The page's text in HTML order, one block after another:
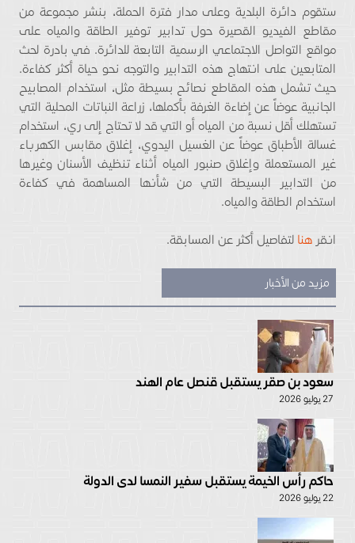
ستقوم دائرة البلدية وعلى مدار فترة الحملة، بنشر مجموعة من
مقاطع الفيديو القصيرة حول تدابير توفير الطاقة والمياه على
مواقع التواصل الاجتماعي الرسمية التابعة للدائرة. في بادرة لحث
المتابعين على انتهاج هذه التدابير والتوجه نحو حياة أكثر كفاءة.
حيث تشمل هذه المقاطع نصائح بسيطة مثل، استخدام المصابيح
الجانبية عوضاً عن إضاءة الغرفة بأكملها، زراعة النباتات المحلية التي
تستهلك أقل نسبة من المياه أو التي قد لا تحتاج إلى ري، استخدام
غسالة الأطباق عوضاً عن الغسيل اليدوي، إغلاق مقابس الكهرباء
غير المستعملة وإغلاق صنبور المياه أثناء تنظيف الأسنان وغيرها
من التدابير البسيطة التي من شأنها المساهمة في كفاءة
استخدام الطاقة والمياه.
انقر هنا لتفاصيل أكثر عن المسابقة.
مزيد من الأخبار
سعود بن صقر يستقبل قنصل عام الهند
27 يوليو 2026
حاكم رأس الخيمة يستقبل سفير النمسا لدى الدولة
22 يوليو 2026